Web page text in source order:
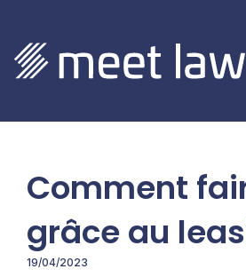
Comment
grâce au
19/04/2023